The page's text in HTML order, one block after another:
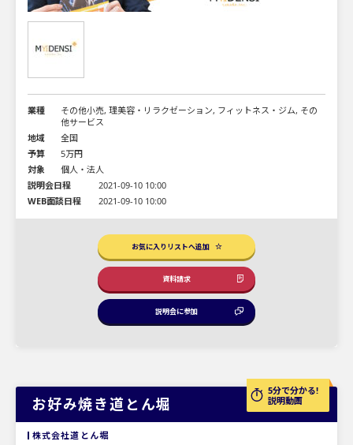
業種
その他小売, 理美容・リラクゼーション, フィットネス・ジム, その
他サービス
地域
全国
予算
5万円
対象
個人・法人
説明会日程
2021-09-10 10:00
WEB面談日程
2021-09-10 10:00
お気に入りリストへ追加
資料請求
説明会に参加
5分で分かる!
説明動画
お好み焼き道とん堀
株式会社道とん堀